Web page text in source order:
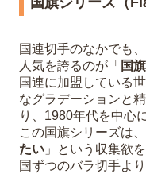
国連切手のなかでも
人気を誇るのが「 国
国連に加盟している
なグラデーションと
り、1980年代を中心
この国旗シリーズは、
たい 」という収集欲
国ずつのバラ切手よ